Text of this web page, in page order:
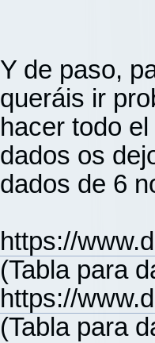
Y de paso,
queráis ir
hacer todo
dados os
dados de 6
https://
(Tabla para
https://
(Tabla para